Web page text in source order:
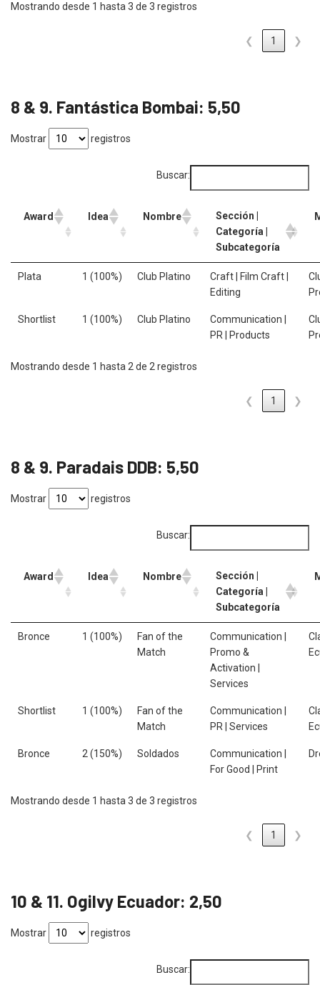
Mostrando desde 1 hasta 3 de 3 registros
❮ 1 ❯
8 & 9. Fantástica Bombai: 5,50
Mostrar registros
Buscar:
Award Idea Nombre
Sección |
Categoría |
Subcategoría
Plata 1 (100%) Club Platino
Craft | Film Craft |
Editing
Shortlist 1 (100%) Club Platino
Communication |
PR | Products
Mostrando desde 1 hasta 2 de 2 registros
❮ 1 ❯
8 & 9. Paradais DDB: 5,50
Mostrar registros
Buscar:
Award Idea Nombre
Sección |
Categoría |
Subcategoría
Bronce 1 (100%)
Fan of the
Match
Communication |
Promo &
Activation |
Services
Shortlist 1 (100%)
Fan of the
Match
Communication |
PR | Services
Bronce 2 (150%) Soldados
Communication |
For Good | Print
Mostrando desde 1 hasta 3 de 3 registros
❮ 1 ❯
10 & 11. Ogilvy Ecuador: 2,50
Mostrar registros
Buscar: